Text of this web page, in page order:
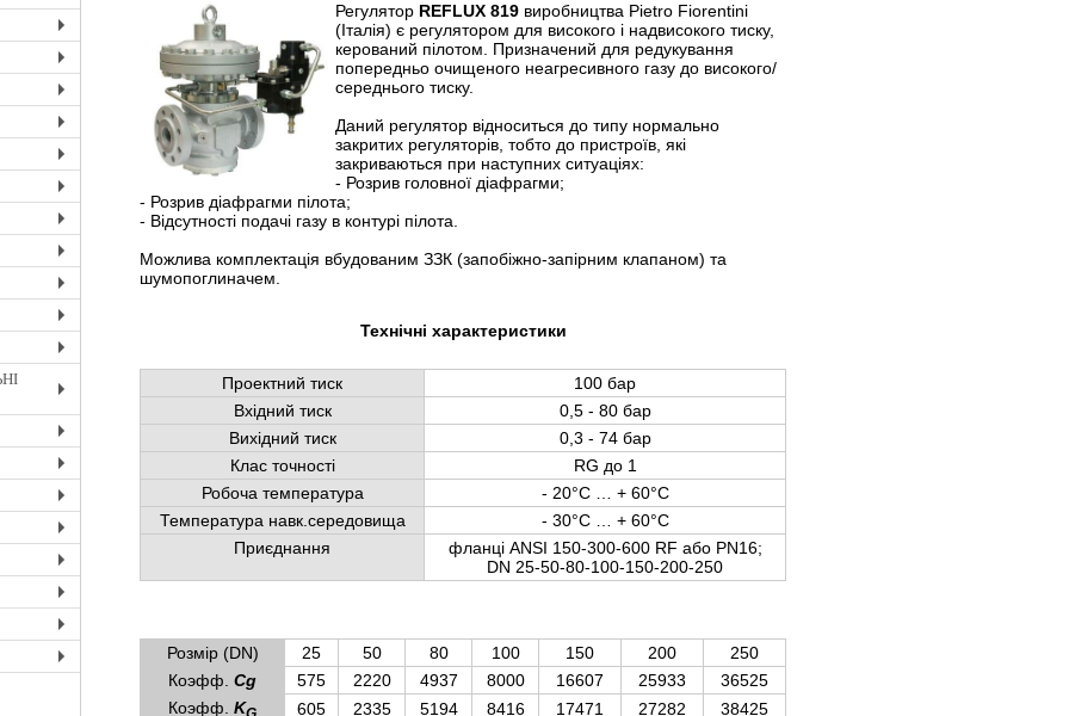
+
+
+
+
+
+
+
+
+
+
+
+
+
+
+
+
+
+
+
+
Регулятор REFLUX 819 виробництва Pietro Fiorentini
(Італія) є регулятором для високого і надвисокого тиску,
керований пілотом. Призначений для редукування
попередньо очищеного неагресивного газу до високого/
середнього тиску.
Даний регулятор відноситься до типу нормально
закритих регуляторів, тобто до пристроїв, які
закриваються при наступних ситуаціях:
- Розрив головної діафрагми;
- Розрив діафрагми пілота;
- Відсутності подачі газу в контурі пілота.
Можлива комплектація вбудованим ЗЗК (запобіжно-запірним клапаном) та
шумопоглиначем.
Технічні характеристики
Проектний тиск
100 бар
Вхідний тиск
0,5 - 80 бар
Вихідний тиск
0,3 - 74 бар
Клас точності
RG до 1
Робоча температура
- 20°C … + 60°C
Температура навк.середовища
- 30°C … + 60°C
Приєднання
фланці ANSI 150-300-600 RF або PN16;
DN 25-50-80-100-150-200-250
Розмір (DN) 25 50 80 100 150 200
250
Коэфф. Сg 575 2220 4937 8000 16607 25933
36525
Коэфф. KG 605 2335 5194 8416 17471 27282
38425